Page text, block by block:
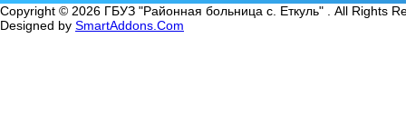
Copyright © 2026 ГБУЗ "Районная больница с. Еткуль" . All Rights
Designed by SmartAddons.Com